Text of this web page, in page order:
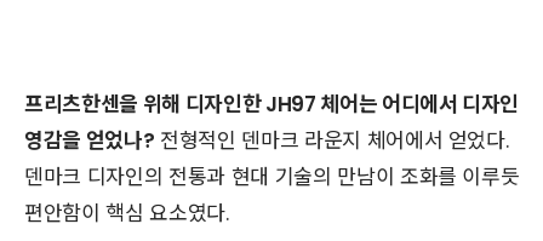
프리츠한센을 위해 디자인한 JH97 체어는 어디에서 디자인
영감을 얻었나? 전형적인 덴마크 라운지 체어에서 얻었다.
덴마크 디자인의 전통과 현대 기술의 만남이 조화를 이루듯
편안함이 핵심 요소였다.